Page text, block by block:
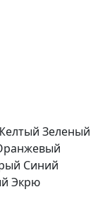
Зеленый
Синий
Экрю